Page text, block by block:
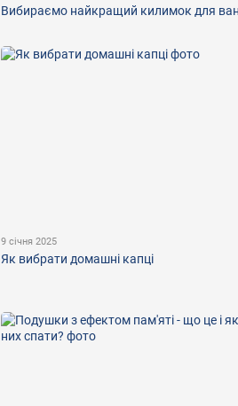
Вибираємо найкращий килимок для
9 січня 2025
Як вибрати домашні капці